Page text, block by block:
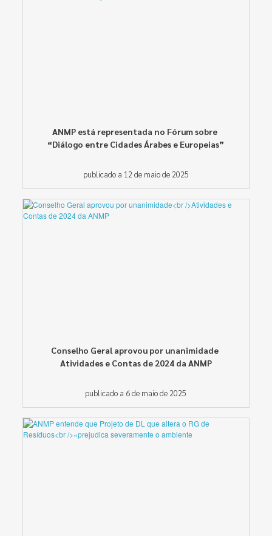
ANMP está representada no Fórum sobre
“Diálogo entre Cidades Árabes e Europeias”
publicado a 12 de maio de 2025
Conselho Geral aprovou por unanimidade
Atividades e Contas de 2024 da ANMP
publicado a 6 de maio de 2025